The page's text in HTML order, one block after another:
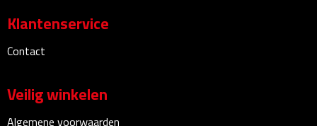
Boekenleggers
Briefopeners
Gummen
Klantenservice
Contact
Veilig winkelen
Algemene voorwaarden